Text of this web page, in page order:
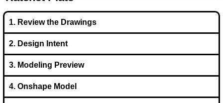
1. Review the Drawings
2. Design Intent
3. Modeling Preview
4. Onshape Model